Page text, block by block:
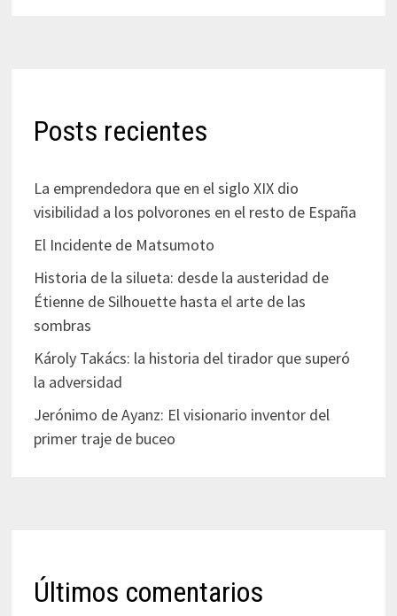
Posts recientes
La emprendedora que en el siglo XIX dio
visibilidad a los polvorones en el resto de España
El Incidente de Matsumoto
Historia de la silueta: desde la austeridad de
Étienne de Silhouette hasta el arte de las
sombras
Károly Takács: la historia del tirador que superó
la adversidad
Jerónimo de Ayanz: El visionario inventor del
primer traje de buceo
Últimos comentarios